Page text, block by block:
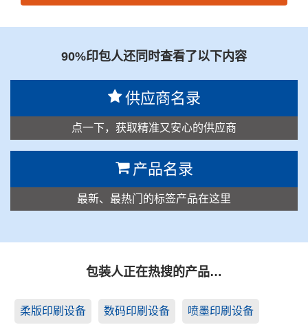
90%印包人还同时查看了以下内容
供应商名录
点一下，获取精准又安心的供应商
产品名录
最新、最热门的标签产品在这里
包装人正在热搜的产品…
柔版印刷设备 数码印刷设备 喷墨印刷设备